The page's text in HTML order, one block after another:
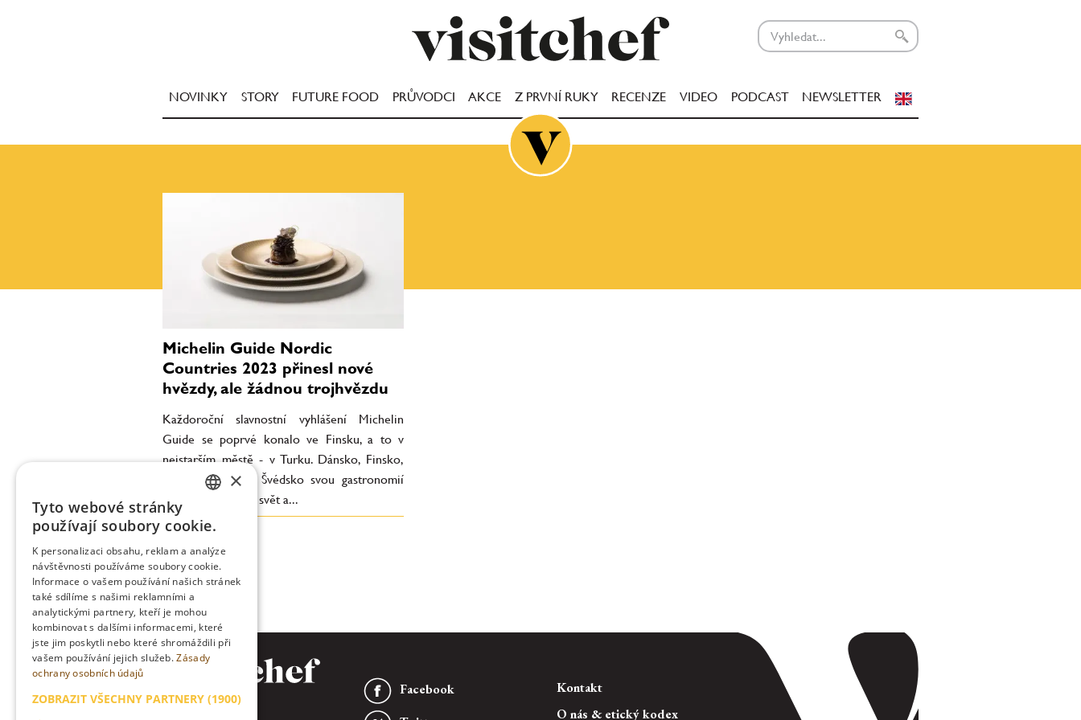
NOVINKY STORY FUTURE FOOD PRŮVODCI AKCE Z PRVNÍ RUKY RECENZE VIDEO PODCAST NEWSLETTER
Michelin Guide Nordic
Countries 2023 přinesl nové
hvězdy, ale žádnou trojhvězdu
Každoroční slavnostní vyhlášení Michelin
Guide se poprvé konalo ve Finsku, a to v
nejstarším městě - v Turku. Dánsko, Finsko,
Island, Norsko a Švédsko svou gastronomií
stále inspirují celý svět a...
Facebook
Kontakt
O nás & etický kodex
ENGLISH
×
Tyto webové stránky
používají soubory cookie.
K personalizaci obsahu, reklam a analýze
návštěvnosti používáme soubory cookie.
Informace o vašem používání našich stránek
také sdílíme s našimi reklamními a
analytickými partnery, kteří je mohou
kombinovat s dalšími informacemi, které
jste jim poskytli nebo které shromáždili při
vašem používání jejich služeb.Zásady
ochrany osobních údajů
ZOBRAZIT VŠECHNY PARTNERY (1900)